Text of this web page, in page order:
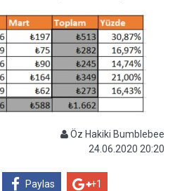
Öz Hakiki Bumblebee
24.06.2020 20:20
Paylas +1